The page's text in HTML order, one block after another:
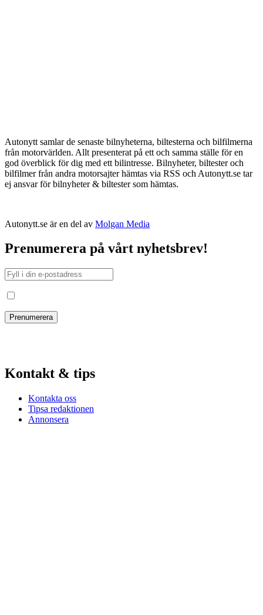
Autonytt samlar de senaste bilnyheterna, biltesterna och bilfilmerna
från motorvärlden. Allt presenterat på ett och samma ställe för en
god överblick för dig med ett bilintresse. Bilnyheter, biltester och
bilfilmer från andra motorsajter hämtas via RSS och Autonytt.se tar
ej ansvar för bilnyheter & biltester som hämtas.
Autonytt.se är en del av Molgan Media
Prenumerera på vårt nyhetsbrev!
Kontakt & tips
Kontakta oss
Tipsa redaktionen
Annonsera